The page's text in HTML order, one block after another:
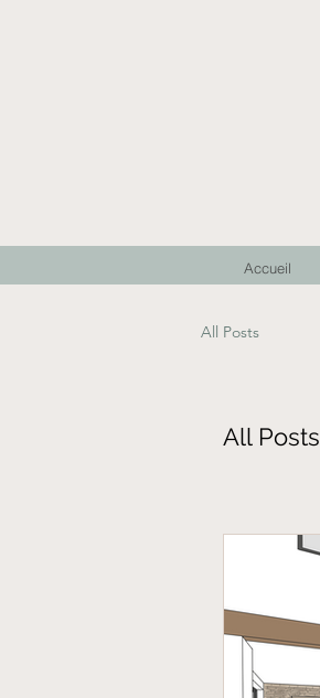
Accueil
All Posts
All Posts